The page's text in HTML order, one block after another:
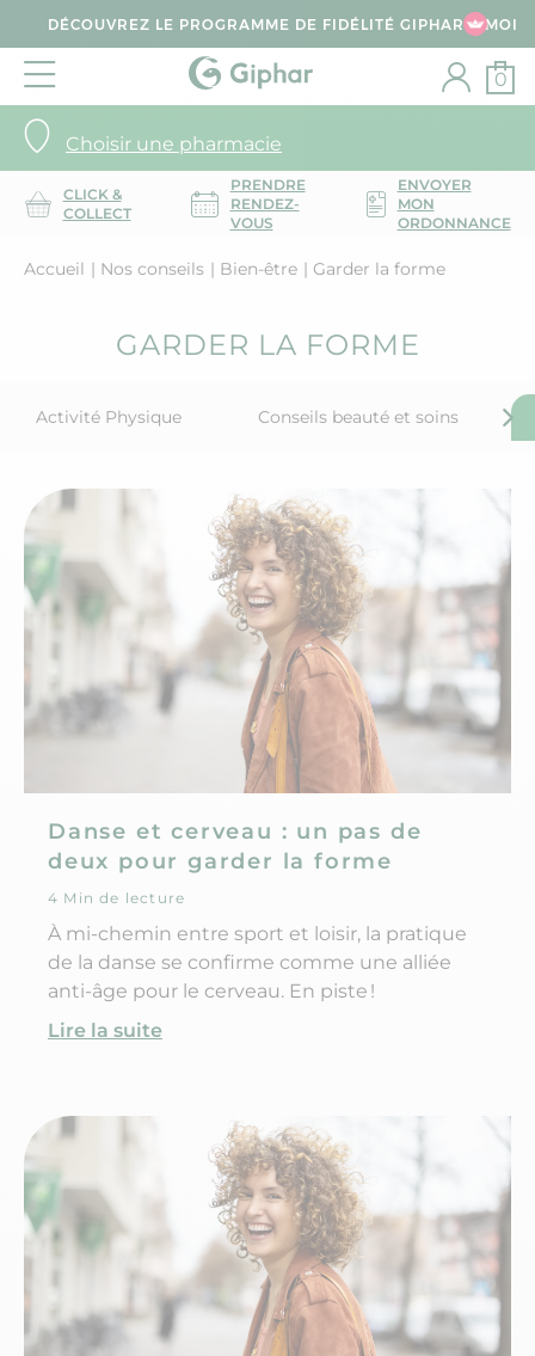
DÉCOUVREZ LE PROGRAMME DE FIDÉLITÉ GIPHAR & MOI
Choisir une pharmacie
0
CLICK &
COLLECT
PRENDRE
RENDEZ-
VOUS
ENVOYER
MON
ORDONNANCE
Accueil Nos conseils Bien-être Garder la forme
GARDER LA FORME
Activité Physique Conseils beauté et soins
Danse et cerveau : un pas de
deux pour garder la forme
4 Min de lecture
À mi-chemin entre sport et loisir, la pratique
de la danse se confirme comme une alliée
anti-âge pour le cerveau. En piste !
Lire la suite